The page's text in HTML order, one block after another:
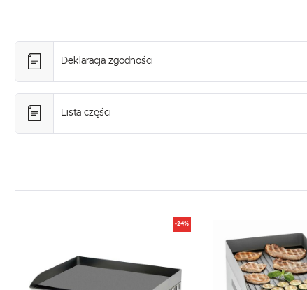
Deklaracja zgodności
Lista części
-24%